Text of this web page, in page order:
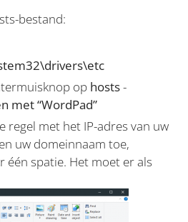
bestand:
op hosts-
met “WordPad”
regel met het IP-adres van uw
uw domeinnaam toe,
één spatie. Het moet er als